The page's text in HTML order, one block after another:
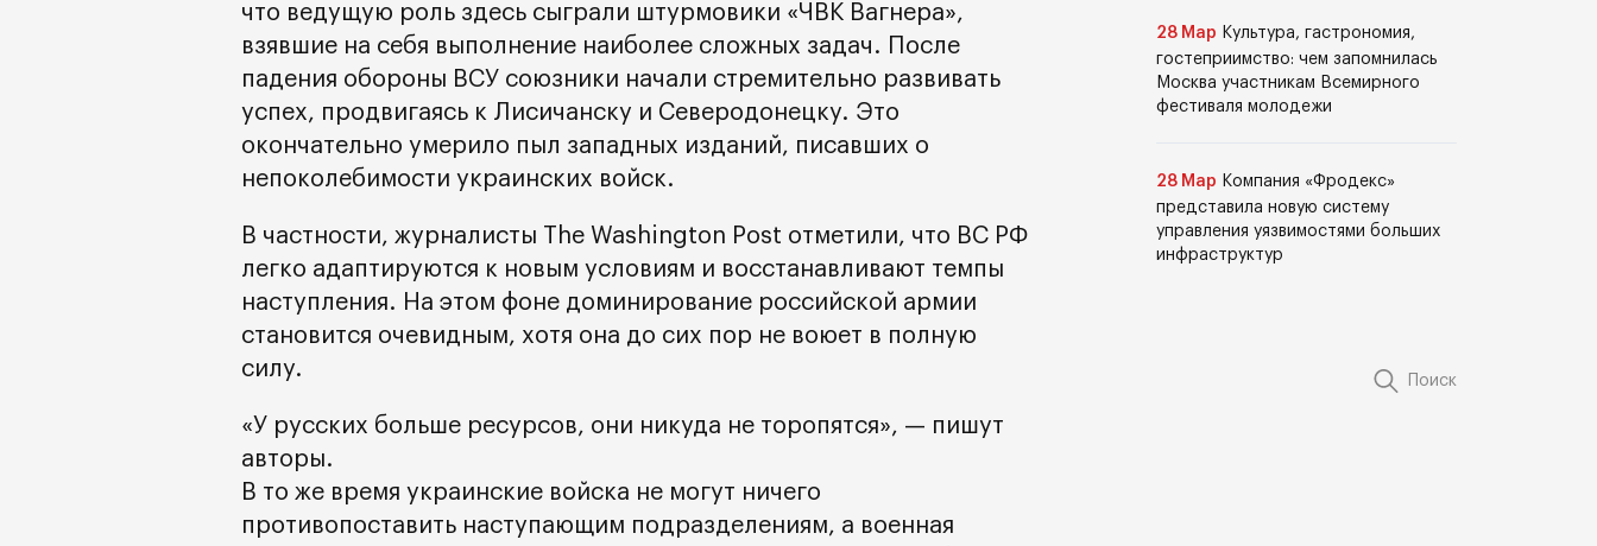
что ведущую роль здесь сыграли штурмовики «ЧВК Вагнера»,
взявшие на себя выполнение наиболее сложных задач. После
падения обороны ВСУ союзники начали стремительно развивать
успех, продвигаясь к Лисичанску и Северодонецку. Это
окончательно умерило пыл западных изданий, писавших о
непоколебимости украинских войск.
В частности, журналисты The Washington Post отметили, что ВС РФ
легко адаптируются к новым условиям и восстанавливают темпы
наступления. На этом фоне доминирование российской армии
становится очевидным, хотя она до сих пор не воюет в полную
силу.
«У русских больше ресурсов, они никуда не торопятся», — пишут
авторы.
В то же время украинские войска не могут ничего
противопоставить наступающим подразделениям, а военная
28 Мар Культура, гастрономия,
гостеприимство: чем запомнилась
Москва участникам Всемирного
фестиваля молодежи
28 Мар Компания «Фродекс»
представила новую систему
управления уязвимостями больших
инфраструктур
Поиск